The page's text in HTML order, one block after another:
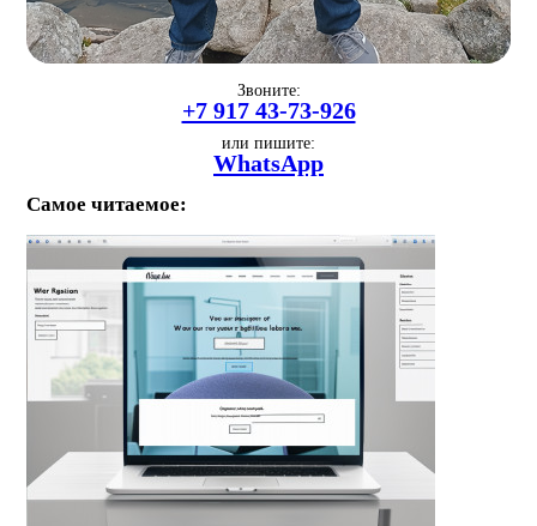
Звоните:
+7 917 43-73-926
или пишите:
WhatsApp
Самое читаемое: